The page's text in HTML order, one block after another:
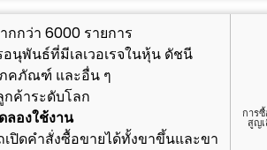
กกว่า 6000 รายการ
อนุพันธ์ที่มีเลเวอเรจในหุ้น ดัชนี
คภัณฑ์ และอื่น ๆ
กค้าระดับโลก
องใช้งาน
เปิดคำสั่งซื้อขายได้ทั้งขาขึ้นและขา
การ
สูญเ